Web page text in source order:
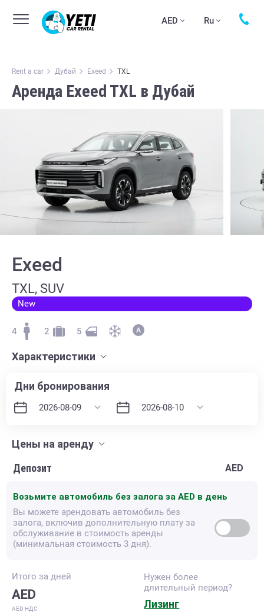
AED Ru
Rent a car Дубай Exeed TXL
Аренда Exeed TXL в Дубай
Exeed
TXL, SUV
New
4 2 5
Характеристики
Дни бронирования
Цены на аренду
Депозит
AED
Возьмите автомобиль без залога за AED в день
Вы можете арендовать автомобиль без
залога, включив дополнительную плату за
обслуживание в стоимость аренды
(минимальная стоимость 3 дня).
Итого за дней
AED
AED НДС
Нужен более
длительный период?
Лизинг